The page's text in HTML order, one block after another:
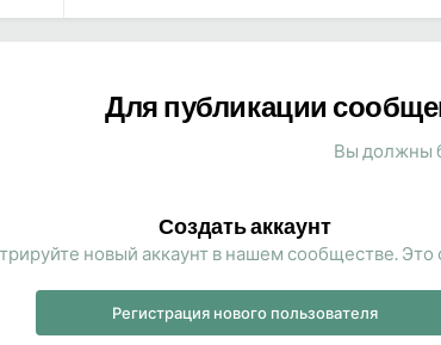
Для публикации
Вы должны
Создать аккаунт
новый аккаунт в нашем сообществе. Это
Регистрация нового пользователя